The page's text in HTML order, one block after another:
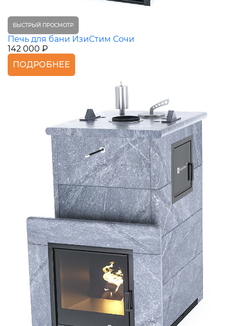
БЫСТРЫЙ ПРОСМОТР
Печь для бани ИзиСтим Сочи
142 000 ₽
ПОДРОБНЕЕ